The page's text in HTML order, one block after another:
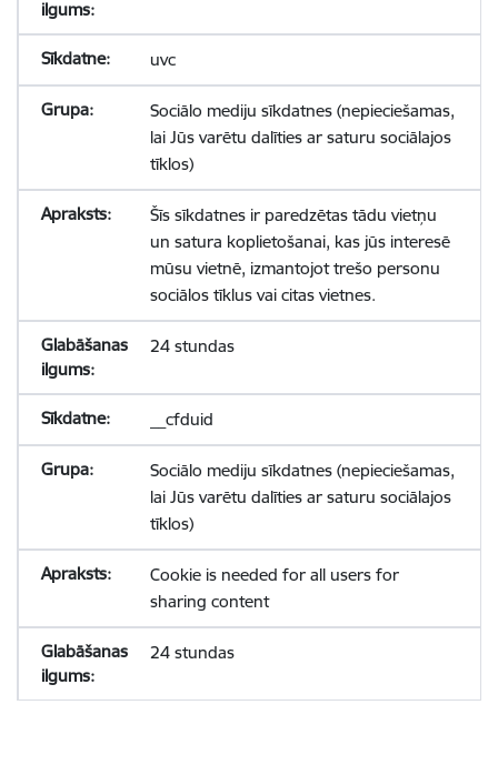
uvc
Sociālo mediju sīkdatnes (nepieciešamas,
lai Jūs varētu dalīties ar saturu sociālajos
tīklos)
Šīs sīkdatnes ir paredzētas tādu vietņu
un satura koplietošanai, kas jūs interesē
mūsu vietnē, izmantojot trešo personu
sociālos tīklus vai citas vietnes.
24 stundas
__cfduid
Sociālo mediju sīkdatnes (nepieciešamas,
lai Jūs varētu dalīties ar saturu sociālajos
tīklos)
Cookie is needed for all users for
sharing content
24 stundas